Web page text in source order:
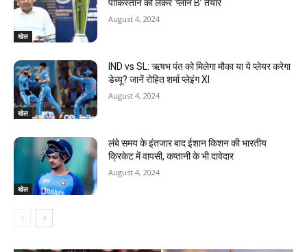
खेल
पाकिस्तान को लेकर ‘प्लान B’ तैयार
August 4, 2024
खेल
IND vs SL: ऋषभ पंत को मिलेगा मौका या ये प्लेयर करेगा
डेब्यू? जानें रोहित शर्मा प्लेइंग XI
August 4, 2024
खेल
लंबे समय के इंतजार बाद ईशान किशन की भारतीय
क्रिकेट में वापसी, कप्तानी के भी दावेदार
August 4, 2024